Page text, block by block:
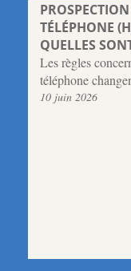
TÉLÉPHONE
QUELLES
Les règles
téléphone
10 juin 2026